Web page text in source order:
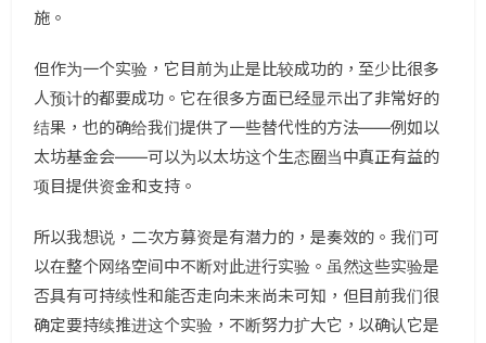
施。
但作为一个实验，它目前为止是比较成功的，至少比很多
人预计的都要成功。它在很多方面已经显示出了非常好的
结果，也的确给我们提供了一些替代性的方法——例如以
太坊基金会——可以为以太坊这个生态圈当中真正有益的
项目提供资金和支持。
所以我想说，二次方募资是有潜力的，是奏效的。我们可
以在整个网络空间中不断对此进行实验。虽然这些实验是
否具有可持续性和能否走向未来尚未可知，但目前我们很
确定要持续推进这个实验，不断努力扩大它，以确认它是